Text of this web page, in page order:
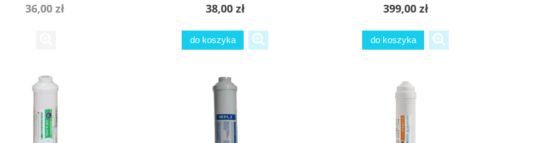
36,00 zł 38,00 zł
do koszyka
399,00 zł
do koszyka